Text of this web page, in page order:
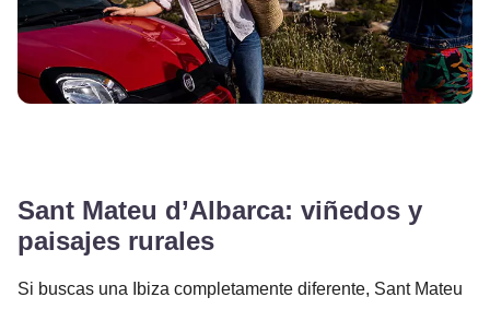
Sant Mateu d’Albarca: viñedos y
paisajes rurales
Si buscas una Ibiza completamente diferente, Sant Mateu